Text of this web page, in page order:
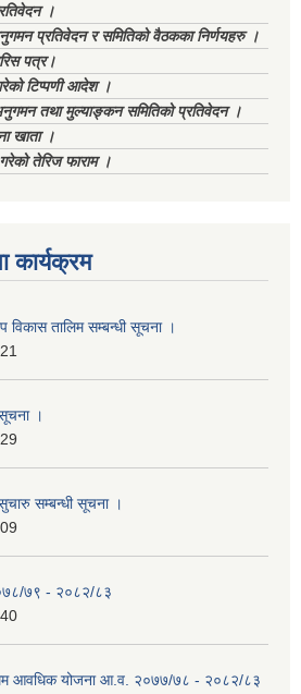
।
प्रतिवेदन र समितिको वैठकका निर्णयहरु ।
पत्र।
टिप्पणी आदेश ।
तथा मुल्याङ्कन समितिको प्रतिवेदन ।
खाता ।
तेरिज फाराम ।
कार्यक्रम
विकास तालिम सम्बन्धी सूचना ‌।
।
सम्बन्धी सूचना ।
७९ - २०८२/८३
आवधिक योजना आ.व. २०७७/७८ - २०८२/८३